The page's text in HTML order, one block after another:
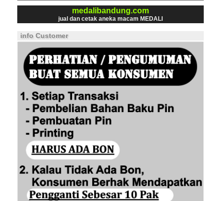
medalibandung.com
jual dan cetak aneka macam MEDALI
info Customer